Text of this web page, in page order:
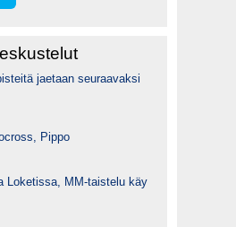
jaetaan seuraavaksi
Pippo
Loketissa, MM-taistelu käy